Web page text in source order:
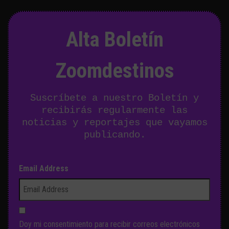
Alta Boletín
Zoomdestinos
Suscríbete a nuestro Boletín y
recibirás regularmente las
noticias y reportajes que vayamos
publicando.
Email Address
Doy mi consentimiento para recibir correos electrónicos